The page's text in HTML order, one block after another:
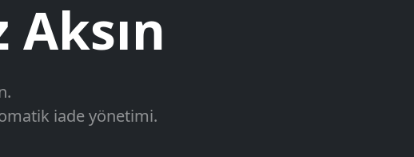
iade yönetimi.